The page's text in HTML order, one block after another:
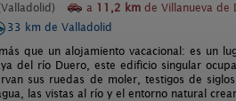
a 11,2 km de Villanueva de
33 km de Valladolid
que un alojamiento vacacional: es un
del río Duero, este edificio singular
sus ruedas de moler, testigos de
las vistas al río y el entorno natural